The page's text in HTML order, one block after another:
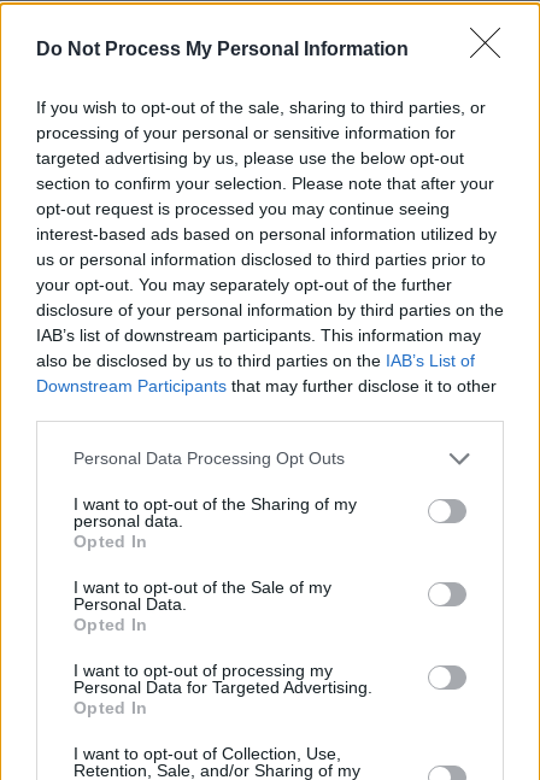
Do Not Process My Personal Information
If you wish to opt-out of the sale, sharing to third parties, or
processing of your personal or sensitive information for
targeted advertising by us, please use the below opt-out
section to confirm your selection. Please note that after your
opt-out request is processed you may continue seeing
interest-based ads based on personal information utilized by
us or personal information disclosed to third parties prior to
your opt-out. You may separately opt-out of the further
disclosure of your personal information by third parties on the
IAB’s list of downstream participants. This information may
also be disclosed by us to third parties on the IAB’s List of
Downstream Participants that may further disclose it to other
Personal Data Processing Opt Outs
I want to opt-out of the Sharing of my
personal data.
Opted In
I want to opt-out of the Sale of my
Personal Data.
Opted In
I want to opt-out of processing my
Personal Data for Targeted Advertising.
Opted In
I want to opt-out of Collection, Use,
Retention, Sale, and/or Sharing of my
Mi 8.7. 12:57 Sport Radsport
Top-Spielfilm am 08.07.
SPIELFILM
James Bond 007 -